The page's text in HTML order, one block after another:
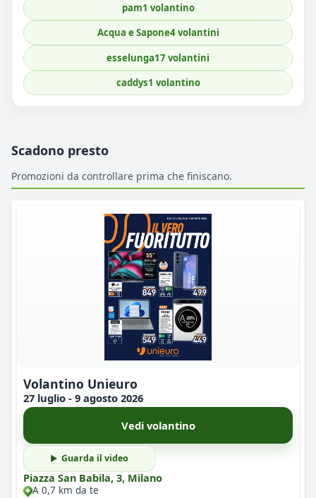
pam1 volantino
Acqua e Sapone4 volantini
esselunga17 volantini
caddys1 volantino
Scadono presto
Promozioni da controllare prima che finiscano.
Volantino Unieuro
27 luglio - 9 agosto 2026
Vedi volantino
Guarda il video
Piazza San Babila, 3, Milano
A 0,7 km da te